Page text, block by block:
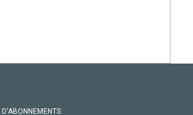
D'ABONNEMENTS